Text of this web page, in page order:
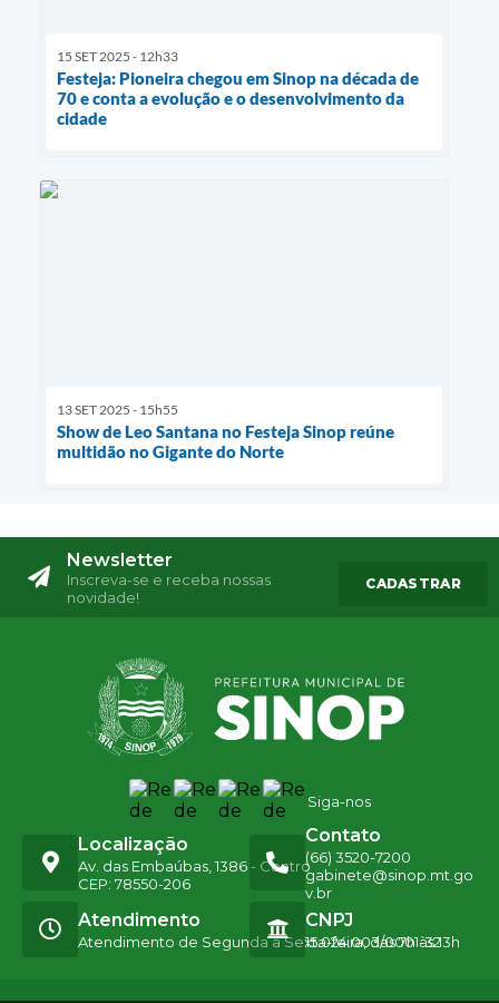
15 SET 2025 - 12h33
Festeja: Pioneira chegou em Sinop na década de
70 e conta a evolução e o desenvolvimento da
cidade
13 SET 2025 - 15h55
Show de Leo Santana no Festeja Sinop reúne
multidão no Gigante do Norte
Newsletter
Inscreva-se e receba nossas
novidade!
CADASTRAR
Siga-nos
Localização
Av. das Embaúbas, 1386 - Centro
CEP: 78550-206
Contato
(66) 3520-7200
gabinete@sinop.mt.go
v.br
Atendimento
Atendimento de Segunda a Sexta-feira, das 7h às 13h
CNPJ
15.024.003/0001-32